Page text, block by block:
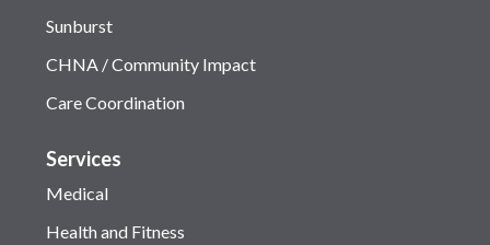
Sunburst
CHNA / Community Impact
Care Coordination
Services
Medical
Health and Fitness